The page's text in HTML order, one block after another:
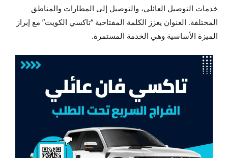
خدمات التوصيل العائلي، والتوصيل إلى المطارات والمناطق
المختلفة. العنوان يعزز الكلمة المفتاحية “تاكسي الكويت” مع إبراز
الميزة الأساسية وهي الخدمة المستمرة.